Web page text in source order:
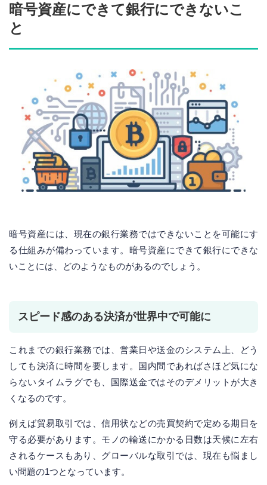
暗号資産にできて銀行にできないこ
と
暗号資産には、現在の銀行業務ではできないことを可能にす
る仕組みが備わっています。暗号資産にできて銀行にできな
いことには、どのようなものがあるのでしょう。
スピード感のある決済が世界中で可能に
これまでの銀行業務では、営業日や送金のシステム上、どう
しても決済に時間を要します。国内間であればさほど気にな
らないタイムラグでも、国際送金ではそのデメリットが大き
くなるのです。
例えば貿易取引では、信用状などの売買契約で定める期日を
守る必要があります。モノの輸送にかかる日数は天候に左右
されるケースもあり、グローバルな取引では、現在も悩まし
い問題の1つとなっています。